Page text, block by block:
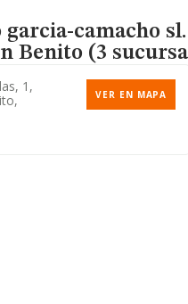
camacho
Benito (3
1,
VER EN MAPA